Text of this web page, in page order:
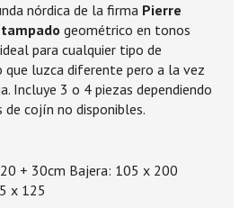
nórdica de la firma Pierre
geométrico en tonos
ideal para cualquier tipo de
que luzca diferente pero a la vez
Incluye 3 o 4 piezas dependiendo
de cojín no disponibles.
+ 30cm Bajera: 105 x 200
x 125